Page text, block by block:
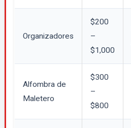
Organizadores
$200
–
$1,000
Alfombra de
Maletero
$300
–
$800